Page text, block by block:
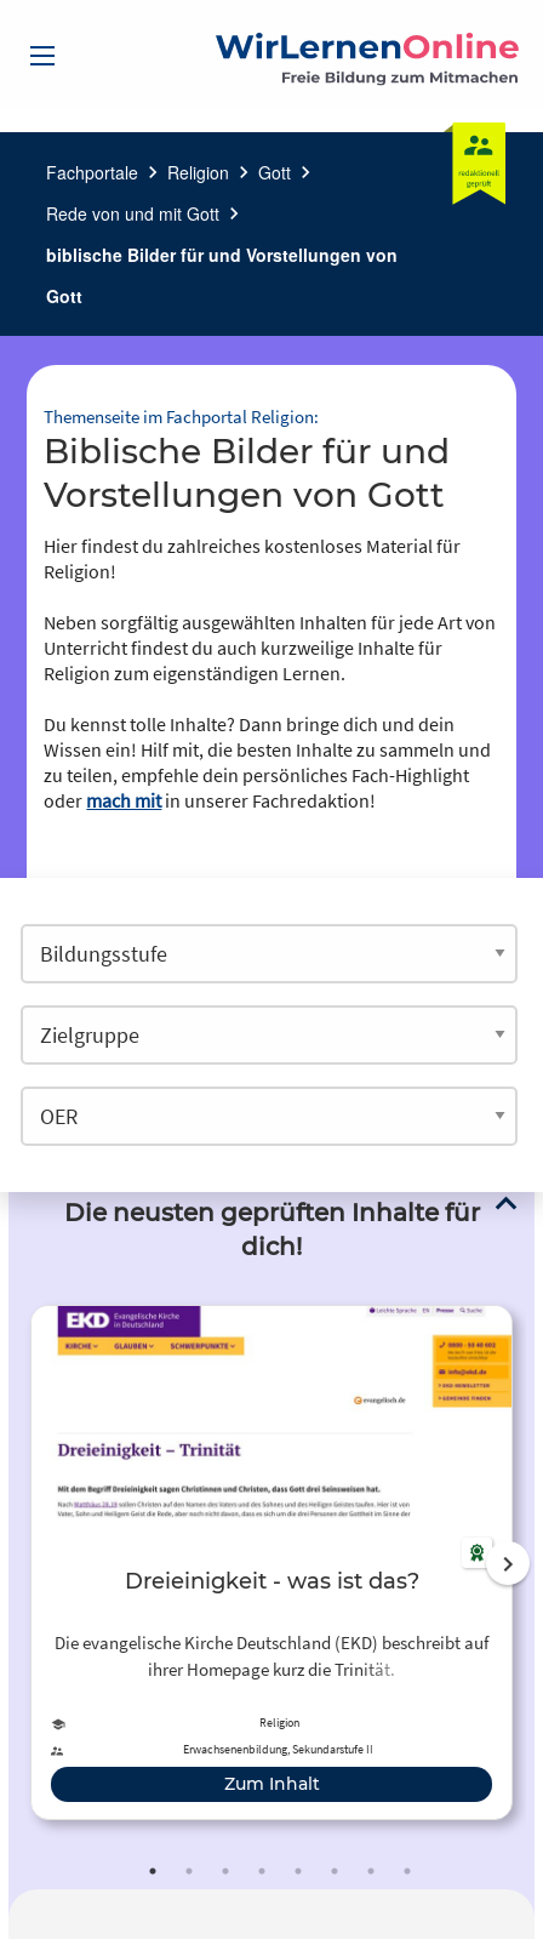
Fachportale chevron_right Religion chevron_right Gott chevron_right
Rede von und mit Gott chevron_right
biblische Bilder für und Vorstellungen von
Gott
Themenseite im Fachportal Religion:
biblische Bilder für und
Vorstellungen von Gott
Hier findest du zahlreiches kostenloses Material für
Religion!
Neben sorgfältig ausgewählten Inhalten für jede Art von
Unterricht findest du auch kurzweilige Inhalte für
Religion zum eigenständigen Lernen.
Du kennst tolle Inhalte? Dann bringe dich und dein
Wissen ein! Hilf mit, die besten Inhalte zu sammeln und
zu teilen, empfehle dein persönliches Fach-Highlight
oder mach mitin unserer Fachredaktion!
Die neusten geprüften Inhalte für
dich!
Dreieinigkeit - was ist das?
Die evangelische Kirche Deutschland (EKD) beschreibt auf
ihrer Homepage kurz die Trinität.
Religion
Erwachsenenbildung, Sekundarstufe II
Zum Inhalt